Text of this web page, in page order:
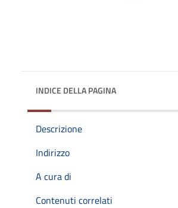
INDICE DELLA PAGINA
Descrizione
Indirizzo
A cura di
Contenuti correlati